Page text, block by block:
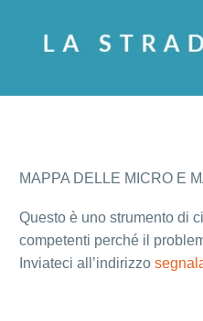
MAPPA DELLE MICRO E
Questo è uno strumento di
competenti perché il
Inviateci all’indirizzo